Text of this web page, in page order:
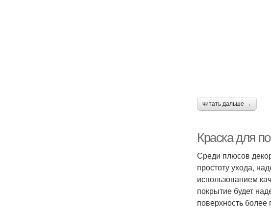
читать дальше →
Краска для
Среди плюсов
простоту ухода,
использованием
покрытие будет
поверхность более